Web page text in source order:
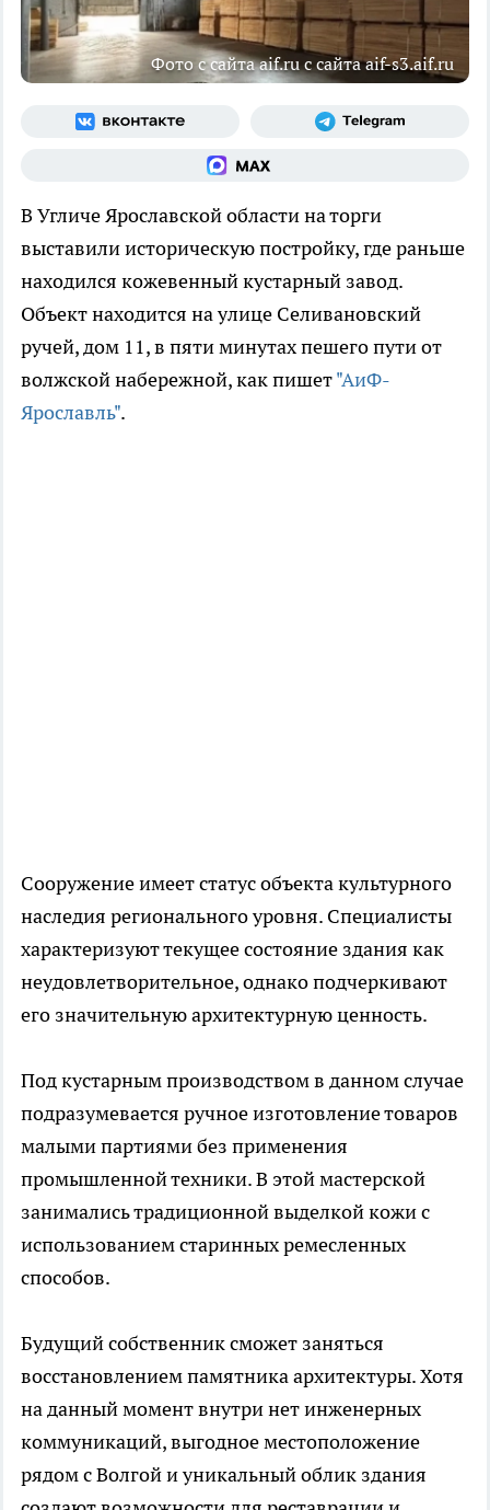
Фото с сайта aif.ru с сайта aif-s3.aif.ru
В Угличе Ярославской области на торги
выставили историческую постройку, где раньше
находился кожевенный кустарный завод.
Объект находится на улице Селивановский
ручей, дом 11, в пяти минутах пешего пути от
волжской набережной, как пишет"АиФ-
Ярославль".
Сооружение имеет статус объекта культурного
наследия регионального уровня. Специалисты
характеризуют текущее состояние здания как
неудовлетворительное, однако подчеркивают
его значительную архитектурную ценность.
Под кустарным производством в данном случае
подразумевается ручное изготовление товаров
малыми партиями без применения
промышленной техники. В этой мастерской
занимались традиционной выделкой кожи с
использованием старинных ремесленных
способов.
Будущий собственник сможет заняться
восстановлением памятника архитектуры. Хотя
на данный момент внутри нет инженерных
коммуникаций, выгодное местоположение
рядом с Волгой и уникальный облик здания